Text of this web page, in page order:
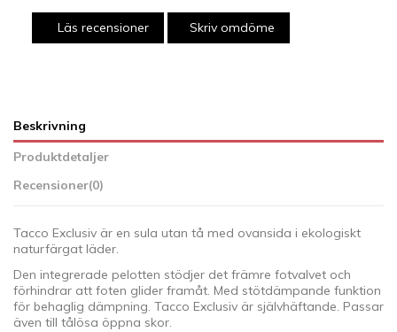
Läs recensioner Skriv omdöme
Beskrivning
Produktdetaljer
Recensioner(0)
Tacco Exclusiv är en sula utan tå med ovansida i ekologiskt
naturfärgat läder.
Den integrerade pelotten stödjer det främre fotvalvet och
förhindrar att foten glider framåt. Med stötdämpande funktion
för behaglig dämpning. Tacco Exclusiv är självhäftande. Passar
även till tålösa öppna skor.